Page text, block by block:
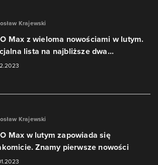
Krajewski
Max z wieloma nowościami w lutym.
lista na najbliższe dwa...
Krajewski
Max w lutym zapowiada się
Znamy pierwsze nowości